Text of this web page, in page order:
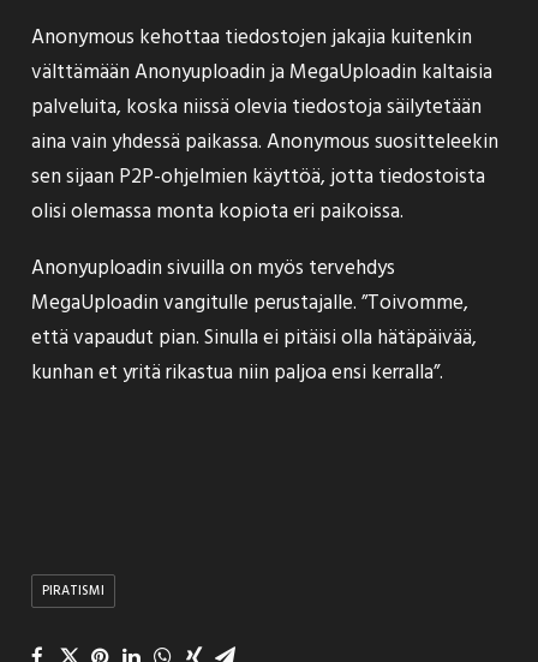
Anonymous kehottaa tiedostojen jakajia kuitenkin
välttämään Anonyuploadin ja MegaUploadin kaltaisia
palveluita, koska niissä olevia tiedostoja säilytetään
aina vain yhdessä paikassa. Anonymous suositteleekin
sen sijaan P2P-ohjelmien käyttöä, jotta tiedostoista
olisi olemassa monta kopiota eri paikoissa.
Anonyuploadin sivuilla on myös tervehdys
MegaUploadin vangitulle perustajalle. ”Toivomme,
että vapaudut pian. Sinulla ei pitäisi olla hätäpäivää,
kunhan et yritä rikastua niin paljoa ensi kerralla”.
PIRATISMI